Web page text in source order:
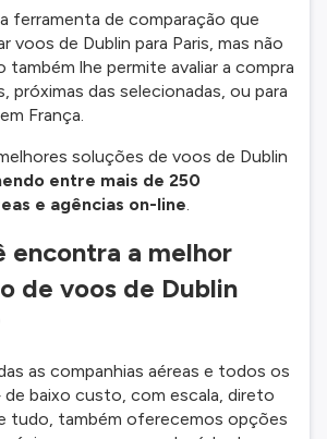
ferramenta de comparação que
voos de Dublin para Paris, mas não
também lhe permite avaliar a compra
próximas das selecionadas, ou para
França.
soluções de voos de Dublin
entre mais de 250
e agências on-line.
encontra a melhor
de voos de Dublin
as companhias aéreas e todos os
baixo custo, com escala, direto
tudo, também oferecemos opções